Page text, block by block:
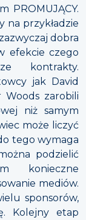
PROMUJĄCY.
na przykładzie
dobra
efekcie czego
kontrakty.
jak David
zarobili
niż samym
może liczyć
tego wymaga
podzielić
konieczne
mediów.
sponsorów,
Kolejny etap